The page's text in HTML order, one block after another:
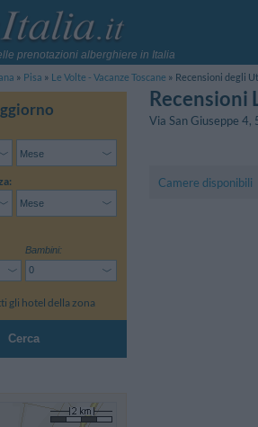
prenotazioni alberghiere in Italia
Pisa Le Volte - Vacanze Toscane Recensioni degli
Bambini:
gli hotel della zona
Cerca
Recensioni
Via San Giuseppe 4,
Camere disponibili